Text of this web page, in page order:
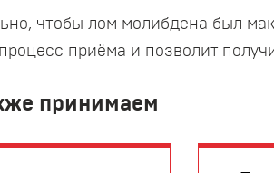
чтобы лом молибдена был
приёма и позволит
принимаем